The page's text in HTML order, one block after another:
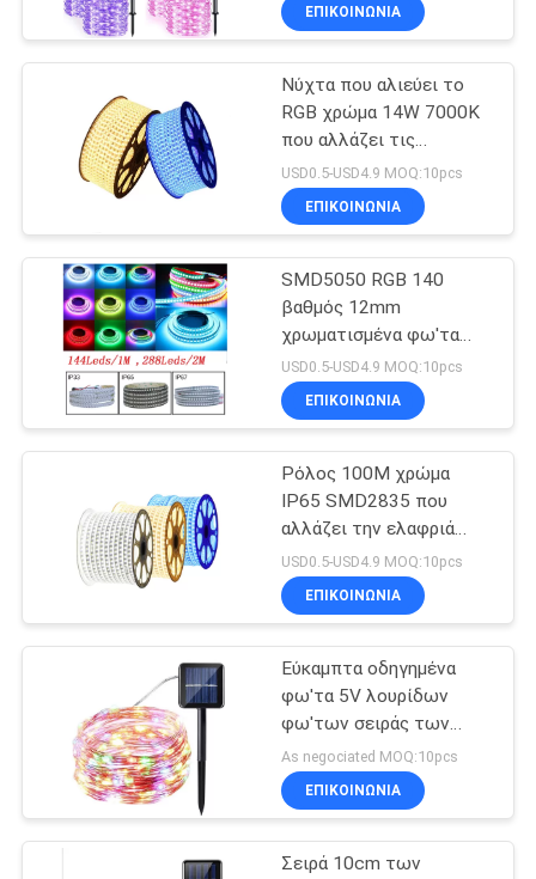
ΈΛΕΓΧΟΣ
ΕΛΆΤΕ
ΜΕ
ΕΙΔΉΣΕΙΣ
ΠΕΡΙΠΤΏΣΕΙΣ
SHOPPING
Φω'τα επιτροπής
των μικρών
οδηγήσεων
32
Φωτεινοί
σηματοδότες των
υπαίθριων
οδηγήσεων
106
Χρωματισμένα
φω'τα λουρίδων
των οδηγήσεων
22
ΕΠΙΚΟΙΝΩΝΙΑ
Νύχτα που αλιεύει το
RGB χρώμα 14W 7000K
που αλλάζει τις
οδηγήσεις
USD0.5-USD4.9 MOQ:10pcs
ΕΠΙΚΟΙΝΩΝΙΑ
SMD5050 RGB 140
βαθμός 12mm
χρωματισμένα φω'τα
λουρίδων των
οδηγήσεων
USD0.5-USD4.9 MOQ:10pcs
ΕΠΙΚΟΙΝΩΝΙΑ
Ρόλος 100M χρώμα
IP65 SMD2835 που
αλλάζει την ελαφριά
λουρίδα
USD0.5-USD4.9 MOQ:10pcs
ΕΠΙΚΟΙΝΩΝΙΑ
Εύκαμπτα οδηγημένα
φω'τα 5V λουρίδων
φω'των σειράς των
ηλιακών οδηγήσεων
Rohs IP44
As negociated MOQ:10pcs
ΕΠΙΚΟΙΝΩΝΙΑ
Σειρά 10cm των